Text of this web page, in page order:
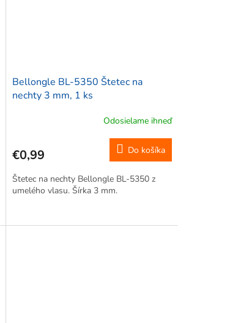
Bellongle BL-5350 Štetec na
nechty 3 mm, 1 ks
Odosielame ihneď
€0,99 Do košíka
Štetec na nechty Bellongle BL-5350 z
umelého vlasu. Šírka 3 mm.